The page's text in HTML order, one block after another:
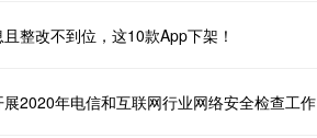
整改不到位，这10款App下架！
2020年电信和互联网行业网络安全检查工作